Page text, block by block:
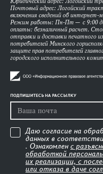
Почтовый адрес: Логойский
включения сведений об интернет-
Режим работы: Пн-Пт — с 9:00
оплаты: безналичный расчет.
отправки и доставки печатного
потребителей Минского
защите прав потребителей
городского исполнительного
ПОДПИШИТЕСЬ НА РАССЫЛКУ
Даю согласие на
данных в
. Ознакомлен с
обработкой
их реализации, с
или отказа в даче